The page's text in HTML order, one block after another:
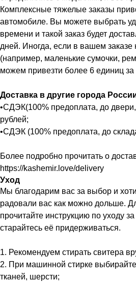
Комплексные тяжелые заказы
автомобиле. Вы можете выбрать
времени и такой заказ будет
дней. Иногда, если в вашем
(например, маленькие сумочки,
можем привезти более 6 единиц за
Доставка в другие города
•СДЭК(100% предоплата, до
рублей;
•СДЭК (100% предоплата, до
Более подробно прочитать о
https://kashemir.love/delivery
Уход
Мы благодарим вас за выбор и
радовали вас как можно дольше.
прочитайте инструкцию по уходу
старайтесь её придерживаться.
1. Рекомендуем стирать свитера
2. При машинной стирке
тканей, шерсти;